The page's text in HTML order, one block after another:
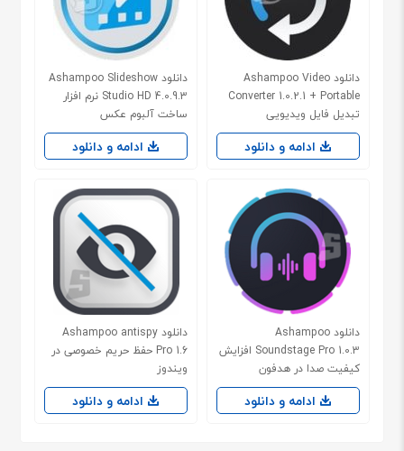
دانلود Ashampoo Video
Converter 1.0.2.1 + Portable
تبدیل فایل ویدیویی
ادامه و دانلود
دانلود Ashampoo Slideshow
Studio HD 4.0.9.3 نرم افزار
ساخت آلبوم عکس
ادامه و دانلود
دانلود Ashampoo
Soundstage Pro 1.0.3 افزایش
کیفیت صدا در هدفون
ادامه و دانلود
دانلود Ashampoo antispy
Pro 1.6 حفظ حریم خصوصی در
ویندوز
ادامه و دانلود